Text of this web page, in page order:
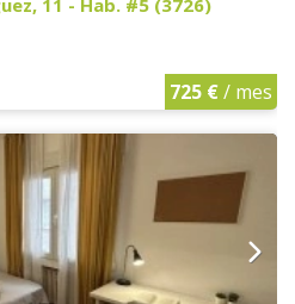
11 - Hab. #5 (3726)
725 €/ mes